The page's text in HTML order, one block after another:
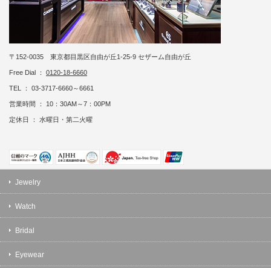
〒152-0035 東京都目黒区自由が丘1-25-9 セザーム自由が丘
Free Dial ： 0120-18-6660
TEL ： 03-3717-6660～6661
営業時間 ： 10：30AM～7：00PM
定休日 ： 水曜日・第二火曜
Jewelry
Watch
Bridal
Eyewear